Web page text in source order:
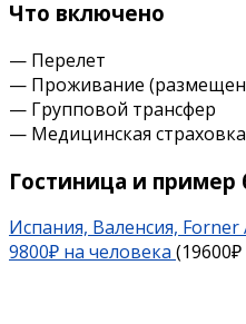
Что включено
— Перелет
— Проживание
— Групповой трансфер
— Медицинская страховка
Гостиница и пример
Испания, Валенсия,
9800₽ на человека